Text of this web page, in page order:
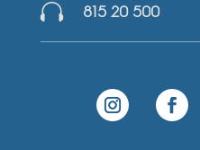
 815 20 500